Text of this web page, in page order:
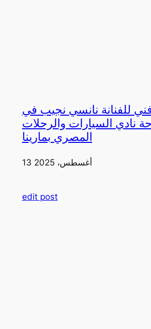
للفنانة نانسي نجيب في
نادي السيارات والرحلات
المصري بمارينا
13 أغسطس، 2025
edit post